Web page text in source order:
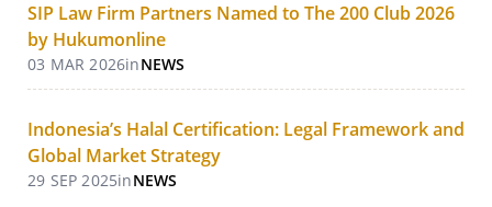
SIP Law Firm Partners Named to The 200 Club 2026
by Hukumonline
03 MAR 2026inNEWS
Indonesia’s Halal Certification: Legal Framework and
Global Market Strategy
29 SEP 2025inNEWS